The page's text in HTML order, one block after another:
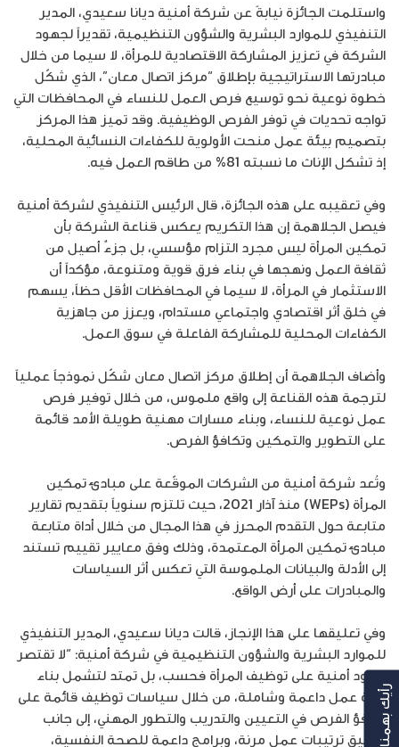
واستلمت الجائزة نيابةً عن شركة أمنية ديانا سعيدي، المدير
التنفيذي للموارد البشرية والشؤون التنظيمية، تقديراً لجهود
الشركة في تعزيز المشاركة الاقتصادية للمرأة، لا سيما من خلال
مبادرتها الاستراتيجية بإطلاق “مركز اتصال معان”، الذي شكّل
خطوة نوعية نحو توسيع فرص العمل للنساء في المحافظات التي
تواجه تحديات في توفر الفرص الوظيفية. وقد تميز هذا المركز
بتصميم بيئة عمل منحت الأولوية للكفاءات النسائية المحلية،
إذ تشكل الإناث ما نسبته 81% من طاقم العمل فيه.
وفي تعقيبه على هذه الجائزة، قال الرئيس التنفيذي لشركة أمنية
فيصل الجلاهمة إن هذا التكريم يعكس قناعة الشركة بأن
تمكين المرأة ليس مجرد التزام مؤسسي، بل جزءٌ أصيل من
ثقافة العمل ونهجها في بناء فرق قوية ومتنوعة، مؤكداً أن
الاستثمار في المرأة، لا سيما في المحافظات الأقل حظاً، يسهم
في خلق أثر اقتصادي واجتماعي مستدام، ويعزز من جاهزية
الكفاءات المحلية للمشاركة الفاعلة في سوق العمل.
وأضاف الجلاهمة أن إطلاق مركز اتصال معان شكّل نموذجاً عملياً
لترجمة هذه القناعة إلى واقع ملموس، من خلال توفير فرص
عمل نوعية للنساء، وبناء مسارات مهنية طويلة الأمد قائمة
على التطوير والتمكين وتكافؤ الفرص.
وتُعد شركة أمنية من الشركات الموقّعة على مبادئ تمكين
المرأة (WEPs) منذ آذار 2021، حيث تلتزم سنوياً بتقديم تقارير
متابعة حول التقدم المحرز في هذا المجال من خلال أداة متابعة
مبادئ تمكين المرأة المعتمدة، وذلك وفق معايير تقييم تستند
إلى الأدلة والبيانات الملموسة التي تعكس أثر السياسات
والمبادرات على أرض الواقع.
وفي تعليقها على هذا الإنجاز، قالت ديانا سعيدي، المدير التنفيذي
للموارد البشرية والشؤون التنظيمية في شركة أمنية: “لا تقتصر
جهود أمنية على توظيف المرأة فحسب، بل تمتد لتشمل بناء
بيئة عمل داعمة وشاملة، من خلال سياسات توظيف قائمة على
تكافؤ الفرص في التعيين والتدريب والتطور المهني، إلى جانب
تطبيق ترتيبات عمل مرنة، وبرامج داعمة للصحة النفسية،رأيك بهمنا